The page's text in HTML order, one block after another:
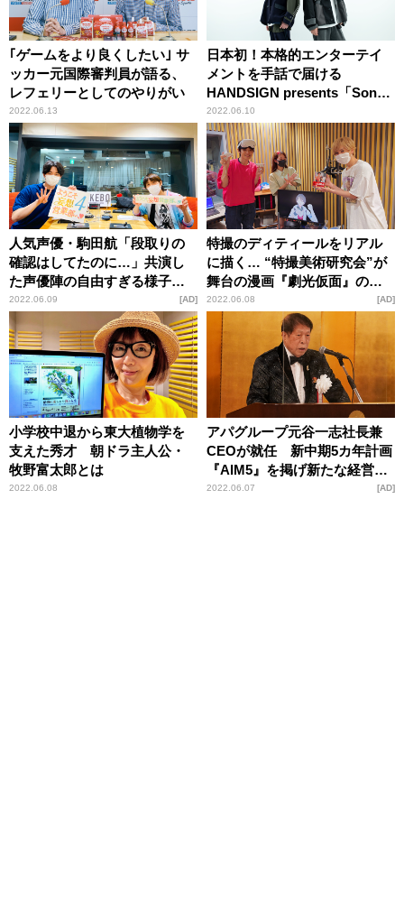
｢ゲームをより良くしたい｣ サ
ッカー元国際審判員が語る、
レフェリーとしてのやりがい
2022.06.13
日本初！本格的エンターテイ
メントを手話で届ける
HANDSIGN presents「Song
of Sign vol.1 夏フェス×手話
for SDGs」開催！ 足立梨花、
瑛人、お見送り芸人しんいち
らが出演決定！
2022.06.10
人気声優・駒田航「段取りの
確認はしてたのに…」共演し
た声優陣の自由すぎる様子に
苦笑い
2022.06.09 AD
特撮のディティールをリアル
に描く… “特撮美術研究会”が
舞台の漫画『劇光仮面』の魅
力
2022.06.08 AD
小学校中退から東大植物学を
支えた秀才 朝ドラ主人公・
牧野富太郎とは
2022.06.08
アパグループ元谷一志社長兼
CEOが就任 新中期5カ年計画
『AIM5』を掲げ新たな経営体
制に意欲
2022.06.07 AD